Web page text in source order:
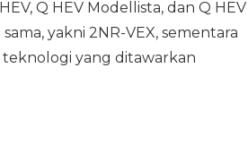
Q HEV Modellista, dan Q HEV
yakni 2NR-VEX, sementara
yang ditawarkan